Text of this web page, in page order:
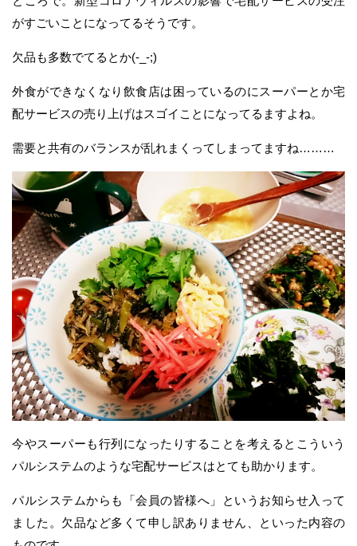
がすごいことになってるそうです。
欠品も多数でてるとか(-_-;)
外食ができなくなり飲食店は困っているのにスーパーとか宅
配サービスの売り上げはスゴイことになってるますよね。
需要と共有のバランスが乱れまくってしまってますね………
今やスーパーも行列になったりすることを考えるとこういう
パルシステムのような宅配サービスはとても助かります。
パルシステムからも「会員の皆様へ」というお知らせ入って
ました。欠品など多くて申し訳ありません、といった内容の